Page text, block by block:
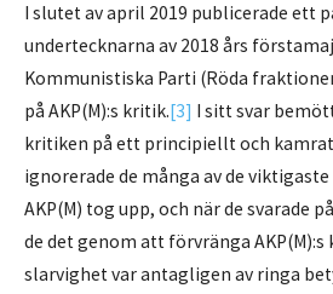
I slutet av april 2019 publicerade ett
undertecknarna av 2018 års
Kommunistiska Parti (Röda
på AKP(M):s kritik.[3] I sitt svar
kritiken på ett principiellt och
ignorerade de många av de
AKP(M) tog upp, och när de svarade
de det genom att förvränga AKP(M):s
slarvighet var antagligen av ringa